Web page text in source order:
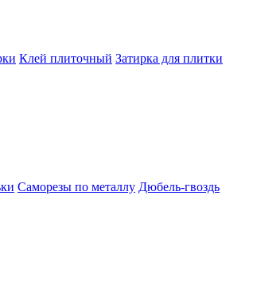
Клей плиточный Затирка для плитки
Саморезы по металлу Дюбель-гвоздь